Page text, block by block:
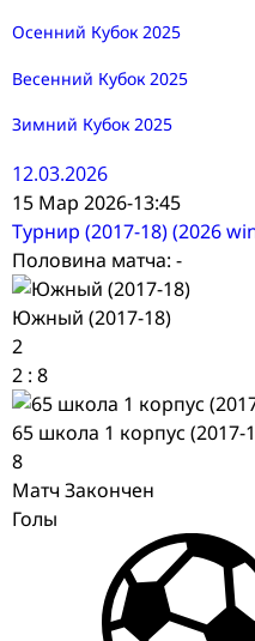
Осенний Кубок 2025
Весенний Кубок 2025
Зимний Кубок 2025
12.03.2026
15 Мар 2026-13:45
Турнир (2017-18) (2026
Половина матча: -
Южный (2017-18)
2
2 : 8
65 школа 1 корпус (2017-
8
Матч Закончен
Голы